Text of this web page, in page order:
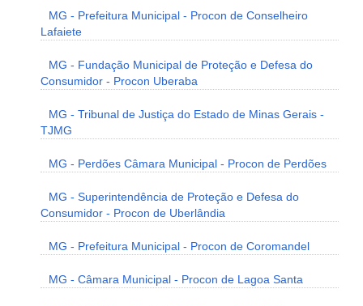
MG - Prefeitura Municipal - Procon de Conselheiro
Lafaiete
MG - Fundação Municipal de Proteção e Defesa do
Consumidor - Procon Uberaba
MG - Tribunal de Justiça do Estado de Minas Gerais -
TJMG
MG - Perdões Câmara Municipal - Procon de Perdões
MG - Superintendência de Proteção e Defesa do
Consumidor - Procon de Uberlândia
MG - Prefeitura Municipal - Procon de Coromandel
MG - Câmara Municipal - Procon de Lagoa Santa